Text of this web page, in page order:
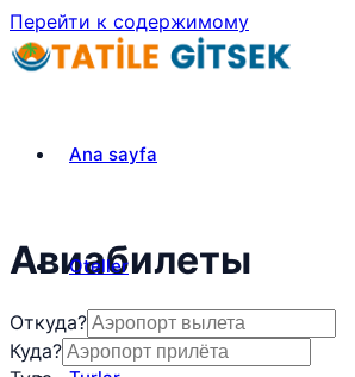
Перейти к содержимому
Ana sayfa
Oteller
Авиабилеты
Откуда?
Куда?